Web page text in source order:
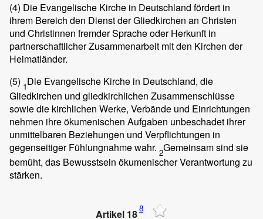
(4) Die Evangelische Kirche in Deutschland fördert in
ihrem Bereich den Dienst der Gliedkirchen an Christen
und Christinnen fremder Sprache oder Herkunft in
partnerschaftlicher Zusammenarbeit mit den Kirchen der
Heimatländer.
(5) 1Die Evangelische Kirche in Deutschland, die
Gliedkirchen und gliedkirchlichen Zusammenschlüsse
sowie die kirchlichen Werke, Verbände und Einrichtungen
nehmen ihre ökumenischen Aufgaben unbeschadet ihrer
unmittelbaren Beziehungen und Verpflichtungen in
gegenseitiger Fühlungnahme wahr. 2Gemeinsam sind sie
bemüht, das Bewusstsein ökumenischer Verantwortung zu
stärken.
Artikel 188